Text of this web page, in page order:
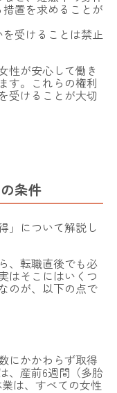
置を求めることが
受けることは禁止
性が安心して働き
す。これらの権利
受けることが大切
条件
」について解説し
、転職直後でも必
はそこにはいくつ
のが、以下の点で
にかかわらず取得
、産前6週間（多胎
は、すべての女性